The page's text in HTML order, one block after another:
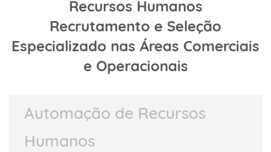
Recursos Humanos
Recrutamento e Seleção
Especializado nas Áreas Comerciais
e Operacionais
Automação de Recursos
Humanos